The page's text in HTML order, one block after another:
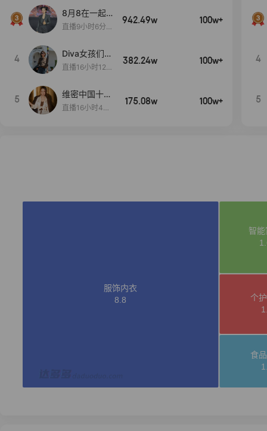
8月8在一起
生日献礼盛典
直播9小时6分1
942.49w 100w+
4
Diva女孩们集
合啦~意大利
直播16小时12
382.24w 100w+
5
维密中国十周
年 与你如此
直播16小时48
175.08w 100w+
4
5